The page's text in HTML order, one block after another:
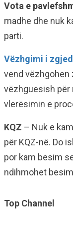
Vota e
madhe dhe nuk
parti.
Vëzhgimi i
vend vëzhgohen
vëzhguesish për
vlerësimin e
KQZ – Nuk e
për KQZ-në. Do
por kam besim
ndihmohet
Top Channel